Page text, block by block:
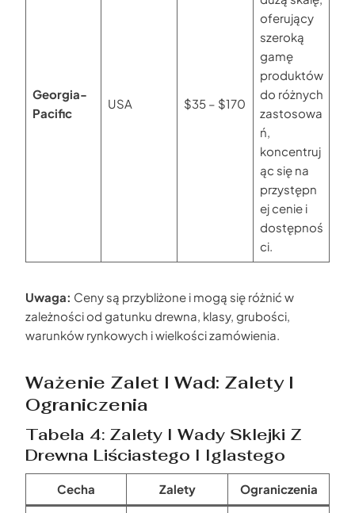
Georgia-
Pacific
USA $35 – $170
oferujący
szeroką
gamę
produktów
do różnych
zastosowa
ń,
koncentruj
ąc się na
przystępn
ej cenie i
dostępnoś
ci.
Uwaga: Ceny są przybliżone i mogą się różnić w
zależności od gatunku drewna, klasy, grubości,
warunków rynkowych i wielkości zamówienia.
Ważenie Zalet I Wad: Zalety I
Ograniczenia
Tabela 4: Zalety I Wady Sklejki Z
Drewna Liściastego I Iglastego
Cecha Zalety Ograniczenia